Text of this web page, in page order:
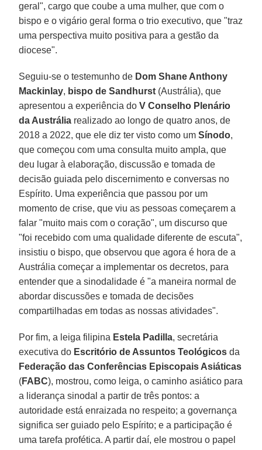
geral", cargo que coube a uma mulher, que com o
bispo e o vigário geral forma o trio executivo, que "traz
uma perspectiva muito positiva para a gestão da
diocese".
Seguiu-se o testemunho de Dom Shane Anthony
Mackinlay, bispo de Sandhurst (Austrália), que
apresentou a experiência doV Conselho Plenário
da Austrália realizado ao longo de quatro anos, de
2018 a 2022, que ele diz ter visto como umSínodo,
que começou com uma consulta muito ampla, que
deu lugar à elaboração, discussão e tomada de
decisão guiada pelo discernimento e conversas no
Espírito. Uma experiência que passou por um
momento de crise, que viu as pessoas começarem a
falar "muito mais com o coração", um discurso que
"foi recebido com uma qualidade diferente de escuta",
insistiu o bispo, que observou que agora é hora de a
Austrália começar a implementar os decretos, para
entender que a sinodalidade é "a maneira normal de
abordar discussões e tomada de decisões
compartilhadas em todas as nossas atividades".
Por fim, a leiga filipina Estela Padilla, secretária
executiva do Escritório de Assuntos Teológicosda
Federação das Conferências Episcopais Asiáticas
(FABC), mostrou, como leiga, o caminho asiático para
a liderança sinodal a partir de três pontos: a
autoridade está enraizada no respeito; a governança
significa ser guiado pelo Espírito; e a participação é
uma tarefa profética. A partir daí, ele mostrou o papel